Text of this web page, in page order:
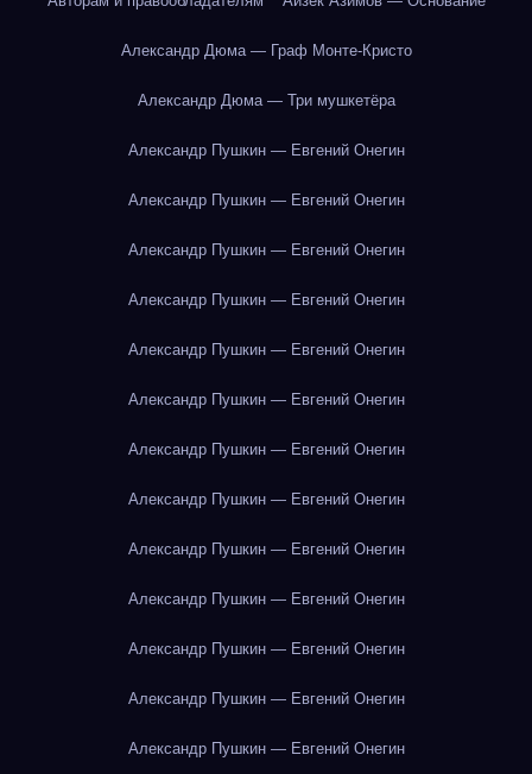
Александр Дюма — Граф Монте-Кристо
Александр Дюма — Три мушкетёра
Александр Пушкин — Евгений Онегин
Александр Пушкин — Евгений Онегин
Александр Пушкин — Евгений Онегин
Александр Пушкин — Евгений Онегин
Александр Пушкин — Евгений Онегин
Александр Пушкин — Евгений Онегин
Александр Пушкин — Евгений Онегин
Александр Пушкин — Евгений Онегин
Александр Пушкин — Евгений Онегин
Александр Пушкин — Евгений Онегин
Александр Пушкин — Евгений Онегин
Александр Пушкин — Евгений Онегин
Александр Пушкин — Евгений Онегин